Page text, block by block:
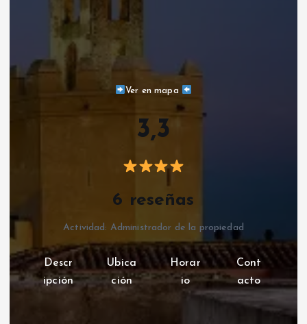
Ver en mapa
3,3
6 reseñas
Actividad: Administrador de la propiedad
Descr
ipción
Ubica
ción
Horar
io
Cont
acto